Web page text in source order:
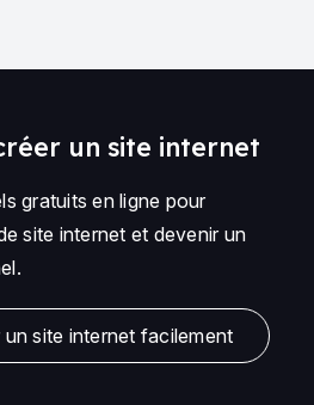
un site internet
gratuits en ligne pour
site internet et devenir un
site internet facilement